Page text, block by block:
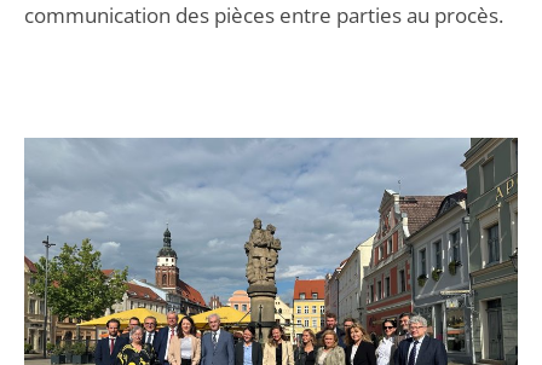
communication des pièces entre parties au procès.